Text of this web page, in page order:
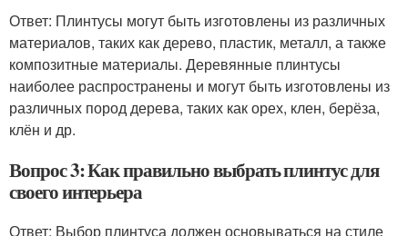
Ответ: Плинтусы могут быть изготовлены из различных
материалов, таких как дерево, пластик, металл, а также
композитные материалы. Деревянные плинтусы
наиболее распространены и могут быть изготовлены из
различных пород дерева, таких как орех, клен, берёза,
клён и др.
Вопрос 3: Как правильно выбрать плинтус для
своего интерьера
Ответ: Выбор плинтуса должен основываться на стиле